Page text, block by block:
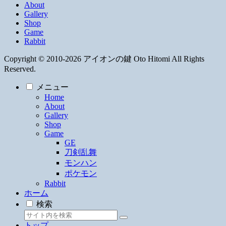
About
Gallery
Shop
Game
Rabbit
Copyright © 2010-2026 アイオンの鍵 Oto Hitomi All Rights
Reserved.
メニュー
Home
About
Gallery
Shop
Game
GE
刀剣乱舞
モンハン
ポケモン
Rabbit
ホーム
検索